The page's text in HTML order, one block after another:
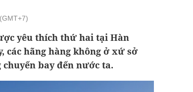
yêu thích thứ hai tại Hàn
các hãng hàng không ở xứ sở
bay đến nước ta.